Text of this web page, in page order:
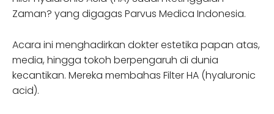
Zaman? yang digagas Parvus Medica Indonesia.
Acara ini menghadirkan dokter estetika papan atas,
media, hingga tokoh berpengaruh di dunia
kecantikan. Mereka membahas Filter HA (hyaluronic
acid).